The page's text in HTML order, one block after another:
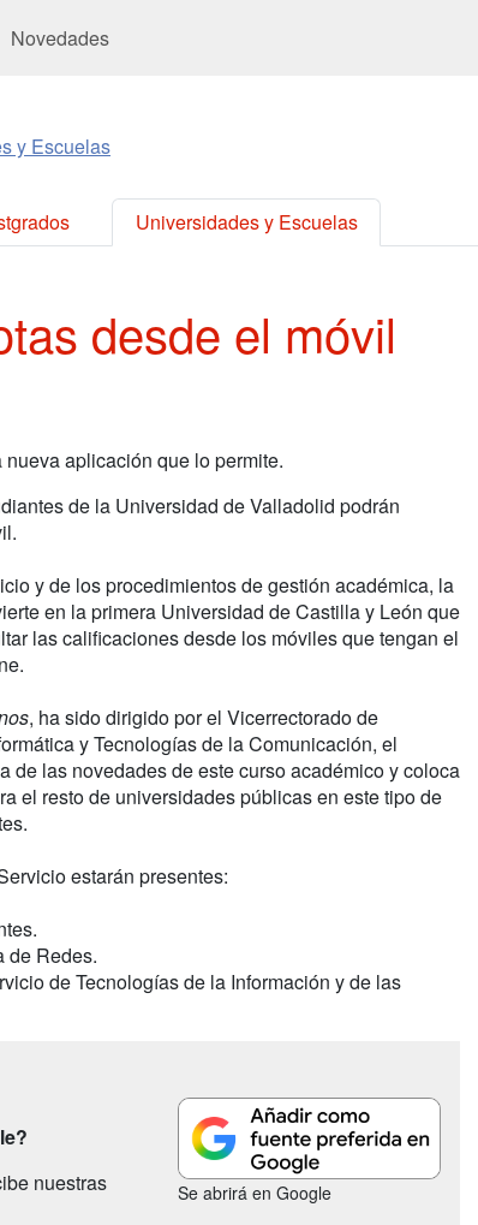
Novedades
y Escuelas
Universidades y Escuelas
desde el móvil
aplicación que lo permite.
de la Universidad de Valladolid podrán
y de los procedimientos de gestión académica, la
en la primera Universidad de Castilla y León que
las calificaciones desde los móviles que tengan el
, ha sido dirigido por el Vicerrectorado de
y Tecnologías de la Comunicación, el
de las novedades de este curso académico y coloca
el resto de universidades públicas en este tipo de
estarán presentes:
de Redes.
de Tecnologías de la Información y de las
nuestras
Se abrirá en Google